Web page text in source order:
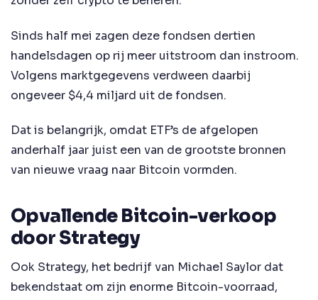
Sinds half mei zagen deze fondsen dertien
handelsdagen op rij meer uitstroom dan instroom.
Volgens marktgegevens verdween daarbij
ongeveer $4,4 miljard uit de fondsen.
Dat is belangrijk, omdat ETF’s de afgelopen
anderhalf jaar juist een van de grootste bronnen
van nieuwe vraag naar Bitcoin vormden.
Opvallende Bitcoin-verkoop
door Strategy
Ook Strategy, het bedrijf van Michael Saylor dat
bekendstaat om zijn enorme Bitcoin-voorraad,